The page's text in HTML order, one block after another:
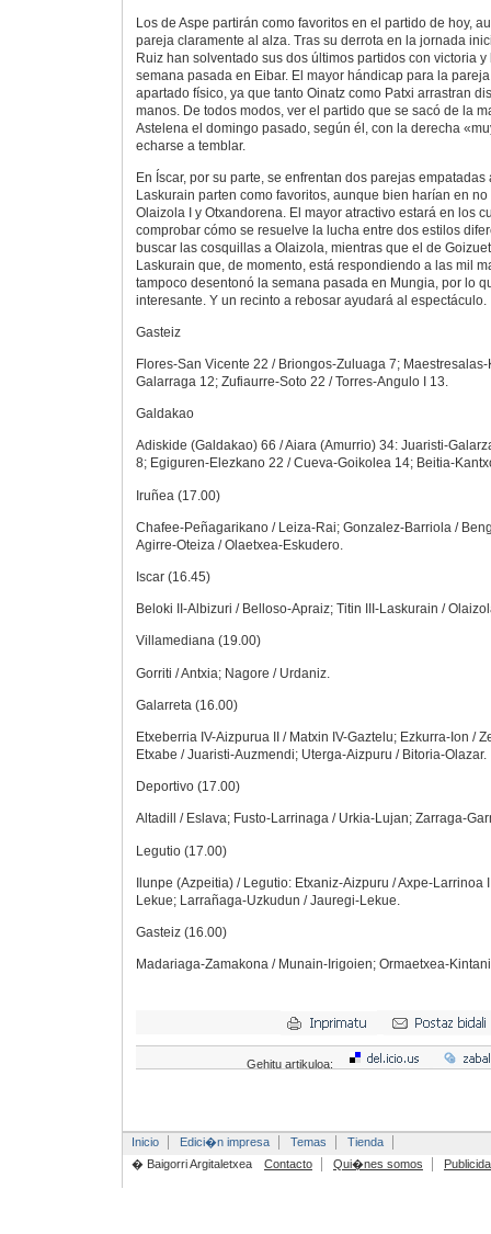
Los de Aspe partirán como favoritos en el partido de hoy,
pareja claramente al alza. Tras su derrota en la jornada
Ruiz han solventado sus dos últimos partidos con victoria
semana pasada en Eibar. El mayor hándicap para la
apartado físico, ya que tanto Oinatz como Patxi arrastran
manos. De todos modos, ver el partido que se sacó de la
Astelena el domingo pasado, según él, con la derecha
echarse a temblar.
En Íscar, por su parte, se enfrentan dos parejas empatadas
Laskurain parten como favoritos, aunque bien harían en
Olaizola I y Otxandorena. El mayor atractivo estará en los
comprobar cómo se resuelve la lucha entre dos estilos
buscar las cosquillas a Olaizola, mientras que el de
Laskurain que, de momento, está respondiendo a las mil
tampoco desentonó la semana pasada en Mungia, por lo
interesante. Y un recinto a rebosar ayudará al espectáculo.
Gasteiz
Flores-San Vicente 22 / Briongos-Zuluaga 7;
Galarraga 12; Zufiaurre-Soto 22 / Torres-Angulo I 13.
Galdakao
Adiskide (Galdakao) 66 / Aiara (Amurrio) 34: Juaristi-
8; Egiguren-Elezkano 22 / Cueva-Goikolea 14; Beitia-
Iruñea (17.00)
Chafee-Peñagarikano / Leiza-Rai; Gonzalez-Barriola /
Agirre-Oteiza / Olaetxea-Eskudero.
Iscar (16.45)
Beloki II-Albizuri / Belloso-Apraiz; Titin III-Laskurain /
Villamediana (19.00)
Gorriti / Antxia; Nagore / Urdaniz.
Galarreta (16.00)
Etxeberria IV-Aizpurua II / Matxin IV-Gaztelu; Ezkurra-Ion /
Etxabe / Juaristi-Auzmendi; Uterga-Aizpuru / Bitoria-Olazar.
Deportivo (17.00)
Altadill / Eslava; Fusto-Larrinaga / Urkia-Lujan; Zarraga-
Legutio (17.00)
Ilunpe (Azpeitia) / Legutio: Etxaniz-Aizpuru / Axpe-Larrinoa
Lekue; Larrañaga-Uzkudun / Jauregi-Lekue.
Gasteiz (16.00)
Madariaga-Zamakona / Munain-Irigoien; Ormaetxea-
Gehitu artikuloa:
Inicio Edici�n impresa Temas
Tienda
� Baigorri Argitaletxea
Contacto Qui�nes somos